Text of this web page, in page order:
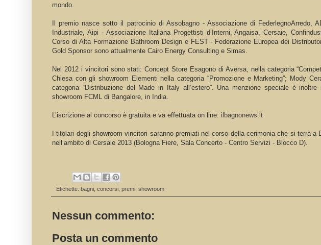
mondo.
Il premio nasce sotto il patrocinio di Assobagno - Associazione di FederlegnoArredo,
Industriale, Aipi - Associazione Italiana Progettisti d’Interni, Angaisa, Cersaie,
Corso di Alta Formazione Bathroom Design e FEST - Federazione Europea dei
Gold Sponsor sono attualmente Cairo Energy Consulting e Simas.
Nel 2012 i vincitori sono stati: Concept Store Esagono di Aversa, nella categoria
Chiesa con gli showroom Elementi nella categoria “Promozione e Marketing”; Mody
categoria “Distribuzione del Made in Italy all’estero”. Una menzione speciale è
showroom FCML di Bangalore, in India.
L’iscrizione al concorso è gratuita e va effettuata on line: ilbagnonews.it
I titolari degli showroom vincitori saranno premiati nel corso della cerimonia che si terrà a
nell’ambito di Cersaie 2013 (Bologna Fiere, Sala Concerto - Centro Servizi - Blocco D).
Etichette: bagni concorsi premi showroom
Nessun commento:
Posta un commento